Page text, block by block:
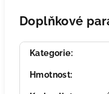
Doplňkové
Kategorie:
Hmotnost: